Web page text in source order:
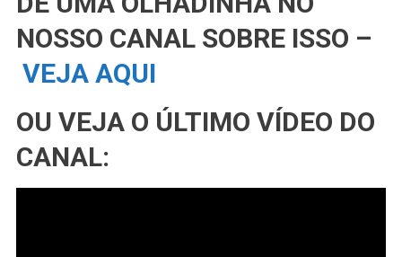
NOSSO CANAL SOBRE ISSO –
VEJA AQUI
OU VEJA O ÚLTIMO VÍDEO DO
CANAL: